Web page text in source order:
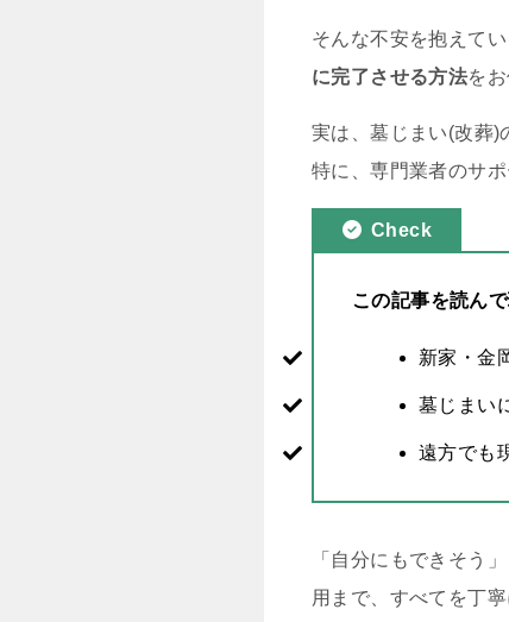
そんな不安を抱えて
に完了させる方法を
実は、墓じまい(改葬)
特に、専門業者のサ
Check
この記事を読ん
新家・金
墓じまい
遠方でも
「自分にもできそう
用まで、すべてを丁寧